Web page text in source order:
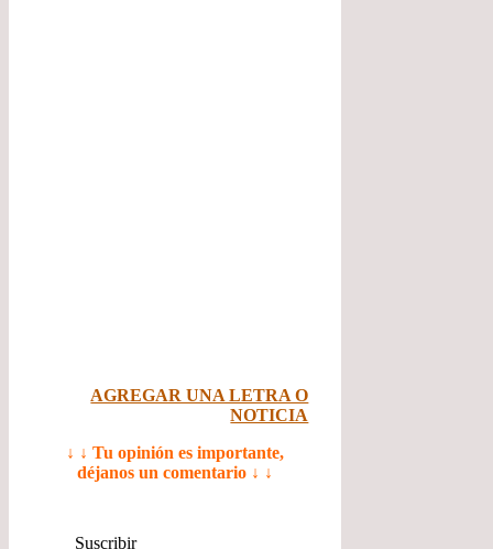
AGREGAR UNA LETRA O
NOTICIA
↓ ↓ Tu opinión es importante,
déjanos un comentario ↓ ↓
Suscribir